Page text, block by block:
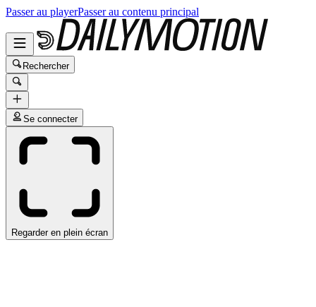
Passer au playerPasser au contenu principal
Rechercher
Se connecter
Regarder en plein écran